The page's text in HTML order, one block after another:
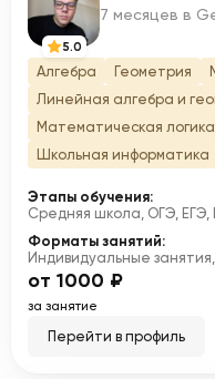
5.0
7 месяцев в
Алгебра Геометрия
Линейная алгебра и
Математическая логика
Школьная информатика
Этапы обучения:
Средняя школа, ОГЭ,
Форматы занятий:
Индивидуальные
от 1000 ₽
за занятие
Перейти в профиль